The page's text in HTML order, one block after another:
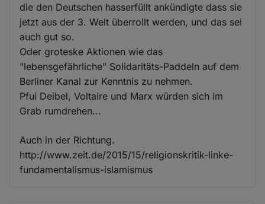
die den Deutschen hasserfüllt ankündigte dass sie
jetzt aus der 3. Welt überrollt werden, und das sei
auch gut so.
Oder groteske Aktionen wie das
"lebensgefährliche" Solidaritäts-Paddeln auf dem
Berliner Kanal zur Kenntnis zu nehmen.
Pfui Deibel, Voltaire und Marx würden sich im
Grab rumdrehen...
Auch in der Richtung.
http://www.zeit.de/2015/15/religionskritik-linke-
fundamentalismus-islamismus